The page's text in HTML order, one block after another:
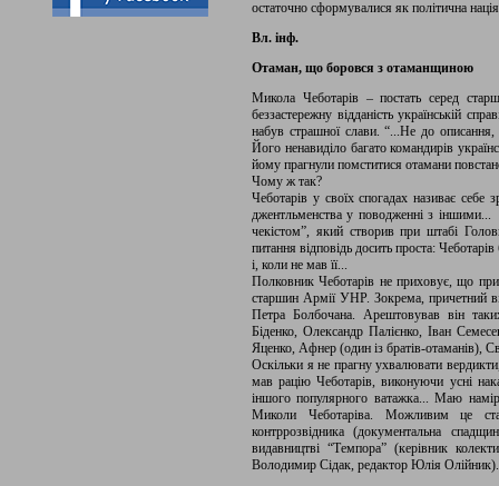
остаточно сформувалися як політична
Вл. інф.
Отаман, що боровся з отаманщиною
Микола Чеботарів – постать серед
беззастережну відданість українській
набув страшної слави. “...Не до
Його ненавиділо багато командирів
йому прагнули помститися отамани
Чому ж так?
Чеботарів у своїх спогадах називає себе
джентльменства у поводженні з іншими...
чекістом”, який створив при штабі
питання відповідь досить проста:
і, коли не мав її...
Полковник Чеботарів не приховує, що
старшин Армії УНР. Зокрема, причетний
Петра Болбочана. Арештовував він
Біденко, Олександр Палієнко, Іван
Яценко, Афнер (один із братів-отаманів),
Оскільки я не прагну ухвалювати
мав рацію Чеботарів, виконуючи усні
іншого популярного ватажка... Маю
Миколи Чеботаріва. Можливим це
контррозвідника (документальна
видавництві “Темпора” (керівник
Володимир Сідак, редактор Юлія Олійник).